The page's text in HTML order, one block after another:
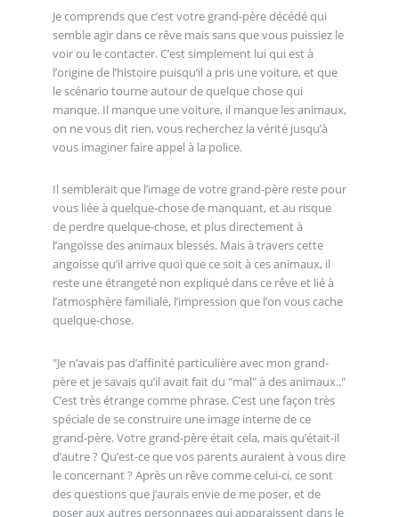
Je comprends que c’est votre grand-père décédé qui
semble agir dans ce rêve mais sans que vous puissiez le
voir ou le contacter. C’est simplement lui qui est à
l’origine de l’histoire puisqu’il a pris une voiture, et que
le scénario tourne autour de quelque chose qui
manque. Il manque une voiture, il manque les animaux,
on ne vous dit rien, vous recherchez la vérité jusqu’à
vous imaginer faire appel à la police.
Il semblerait que l’image de votre grand-père reste pour
vous liée à quelque-chose de manquant, et au risque
de perdre quelque-chose, et plus directement à
l’angoisse des animaux blessés. Mais à travers cette
angoisse qu’il arrive quoi que ce soit à ces animaux, il
reste une étrangeté non expliqué dans ce rêve et lié à
l’atmosphère familiale, l’impression que l’on vous cache
quelque-chose.
"Je n’avais pas d’affinité particulière avec mon grand-
père et je savais qu’il avait fait du "mal" à des animaux.."
C’est très étrange comme phrase. C’est une façon très
spéciale de se construire une image interne de ce
grand-père. Votre grand-père était cela, mais qu’était-il
d’autre ? Qu’est-ce que vos parents auraient à vous dire
le concernant ? Après un rêve comme celui-ci, ce sont
des questions que j’aurais envie de me poser, et de
poser aux autres personnages qui apparaissent dans le